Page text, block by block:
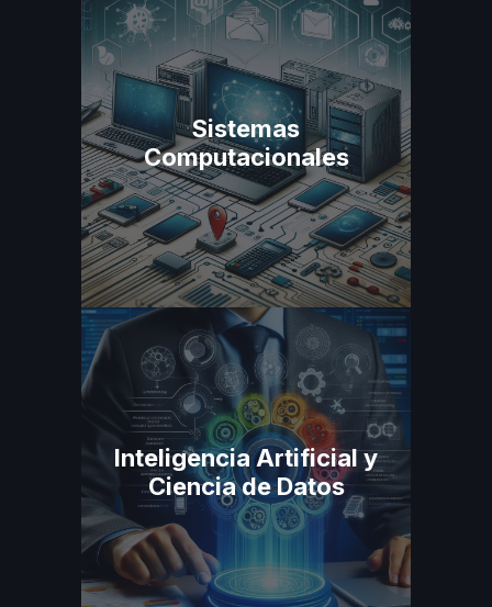
Sistemas
Computacionales
Inteligencia Artificial y
Ciencia de Datos